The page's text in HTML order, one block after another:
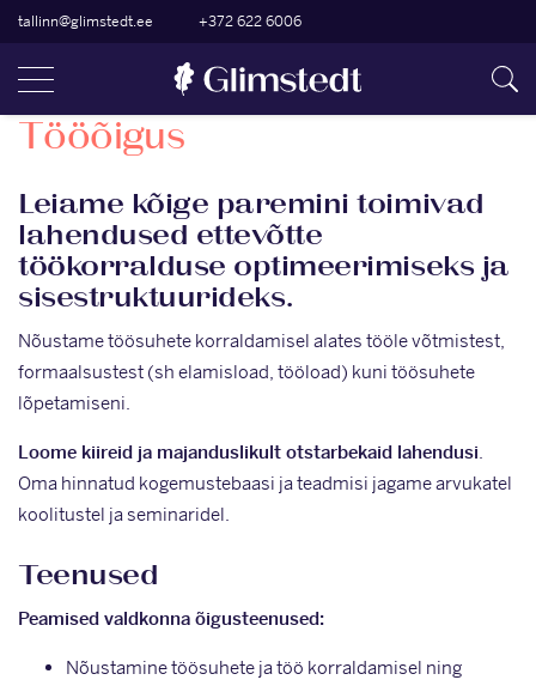
tallinn@glimstedt.ee +372 622 6006
Tööõigus
Leiame kõige paremini toimivad
lahendused ettevõtte
töökorralduse optimeerimiseks ja
sisestruktuurideks.
Nõustame töösuhete korraldamisel alates tööle võtmistest,
formaalsustest (sh elamisload, tööload) kuni töösuhete
lõpetamiseni.
Loome kiireid ja majanduslikult otstarbekaid lahendusi.
Oma hinnatud kogemustebaasi ja teadmisi jagame arvukatel
koolitustel ja seminaridel.
Teenused
Peamised valdkonna õigusteenused:
Nõustamine töösuhete ja töö korraldamisel ning